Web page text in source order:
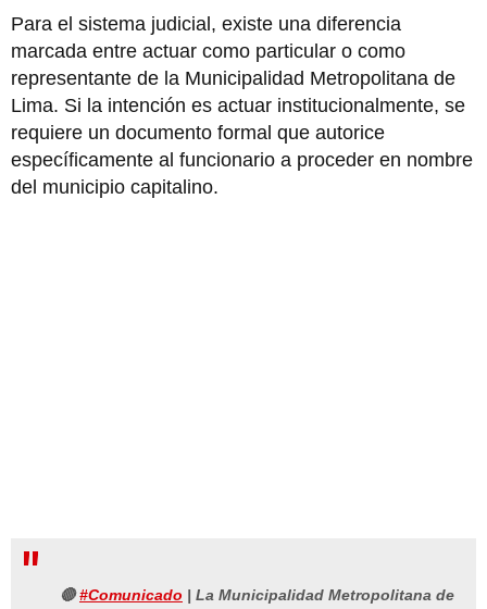
Para el sistema judicial, existe una diferencia
marcada entre actuar como particular o como
representante de la Municipalidad Metropolitana de
Lima. Si la intención es actuar institucionalmente, se
requiere un documento formal que autorice
específicamente al funcionario a proceder en nombre
del municipio capitalino.
🔴#Comunicado | La Municipalidad Metropolitana de